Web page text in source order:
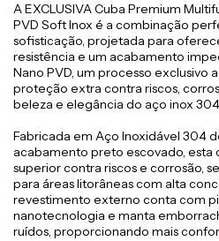
A EXCLUSIVA Cuba Premium
PVD Soft Inox é a combinação
sofisticação, projetada para
resistência e um acabamento
Nano PVD, um processo exclusivo
proteção extra contra riscos,
beleza e elegância do aço inox
Fabricada em Aço Inoxidável 304
acabamento preto escovado, esta
superior contra riscos e corrosão,
para áreas litorâneas com alta
revestimento externo conta com
nanotecnologia e manta
ruídos, proporcionando mais